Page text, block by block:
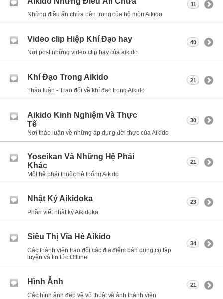
Những điều ẩn chứa bên trong của bộ môn Aikido
11
Video clip Hiệp Khí Đạo hay
Nơi post những video clip hay của aikido
40
Khí Đạo Trong Aikido
Thảo luận - Trao đổi về khí đạo trong Aikido
21
Aikido Kinh Nghiệm Và Thực
Tế
Nơi thảo luận về những áp dụng đời thực của Aikido
30
Yoseikan Và Những Hệ Phái
Khác
Một hệ phái thuộc hệ thống Aikido
21
Nhật Ký Aikidoka
Phần viết nhật ký Aikidoka
23
Siêu Thị Vĩa Hè Aikido
Các thành viên trao đổi các địa điểm bán dụng cụ tập
luyện và tin tức Offline
34
Hình Ảnh
Các hình ảnh đẹp về võ thuật và ảnh thành viên
21